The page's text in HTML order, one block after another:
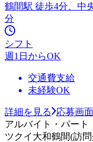
鶴間駅 徒歩4分、中
分
シフト
週1日からOK
交通費支給
未経験OK
詳細を見る
応募画
アルバイト・パート
ツクイ大和鶴間(訪